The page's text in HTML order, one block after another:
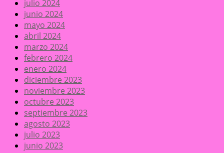
julio 2024
junio 2024
mayo 2024
abril 2024
marzo 2024
febrero 2024
enero 2024
diciembre 2023
noviembre 2023
octubre 2023
septiembre 2023
agosto 2023
julio 2023
junio 2023